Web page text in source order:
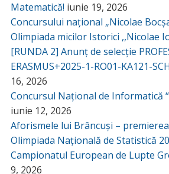
Matematică! iunie 19, 2026
Concursului național „Nicolae
Olimpiada micilor Istorici ,,Nicolae
[RUNDA 2] Anunț de selecție
ERASMUS+2025-1-RO01-KA121-
16, 2026
Concursul Național de Informatică
iunie 12, 2026
Aforismele lui Brâncuși – premierea
Olimpiada Națională de Statistică
Campionatul European de Lupte
9, 2026